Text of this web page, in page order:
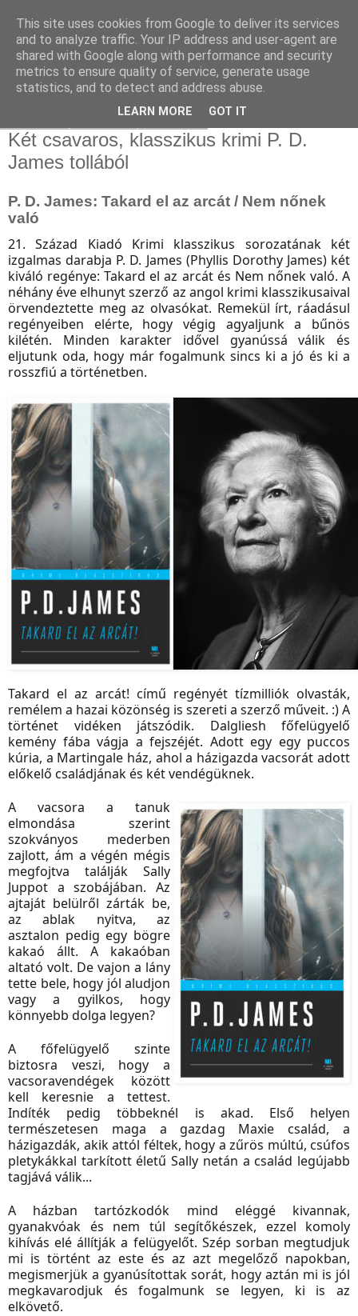
Két csavaros, klasszikus krimi P. D.
James tollából
P. D. James: Takard el az arcát / Nem nőnek
való
21. Század Kiadó Krimi klasszikus sorozatának két
izgalmas darabja P. D. James (Phyllis Dorothy James) két
kiváló regénye: Takard el az arcát és Nem nőnek való. A
néhány éve elhunyt szerző az angol krimi klasszikusaival
örvendeztette meg az olvasókat. Remekül írt, ráadásul
regényeiben elérte, hogy végig agyaljunk a bűnös
kilétén. Minden karakter idővel gyanússá válik és
eljutunk oda, hogy már fogalmunk sincs ki a jó és ki a
rosszfiú a történetben.
Takard el az arcát! című regényét tízmilliók olvasták,
remélem a hazai közönség is szereti a szerző műveit. :) A
történet vidéken játszódik. Dalgliesh főfelügyelő
kemény fába vágja a fejszéjét. Adott egy egy puccos
kúria, a Martingale ház, ahol a házigazda vacsorát adott
előkelő családjának és két vendégüknek.
A vacsora a tanuk
elmondása szerint
szokványos mederben
zajlott, ám a végén mégis
megfojtva találják Sally
Juppot a szobájában. Az
ajtaját belülről zárták be,
az ablak nyitva, az
asztalon pedig egy bögre
kakaó állt. A kakaóban
altató volt. De vajon a lány
tette bele, hogy jól aludjon
vagy a gyilkos, hogy
könnyebb dolga legyen?
A főfelügyelő szinte
biztosra veszi, hogy a
vacsoravendégek között
kell keresnie a tettest.
Indíték pedig többeknél is akad. Első helyen
természetesen maga a gazdag Maxie család, a
házigazdák, akik attól féltek, hogy a zűrös múltú, csúfos
pletykákkal tarkított életű Sally netán a család legújabb
tagjává válik...
A házban tartózkodók mind eléggé kivannak,
gyanakvóak és nem túl segítőkészek, ezzel komoly
kihívás elé állítják a felügyelőt. Szép sorban megtudjuk
mi is történt az este és az azt megelőző napokban,
megismerjük a gyanúsítottak sorát, hogy aztán mi is jól
megkavarodjuk és fogalmunk se legyen, ki is az
elkövető.
This site uses cookies from Google to deliver its services
and to analyze traffic. Your IP address and user-agent are
shared with Google along with performance and security
metrics to ensure quality of service, generate usage
statistics, and to detect and address abuse.
LEARN MORE GOT IT